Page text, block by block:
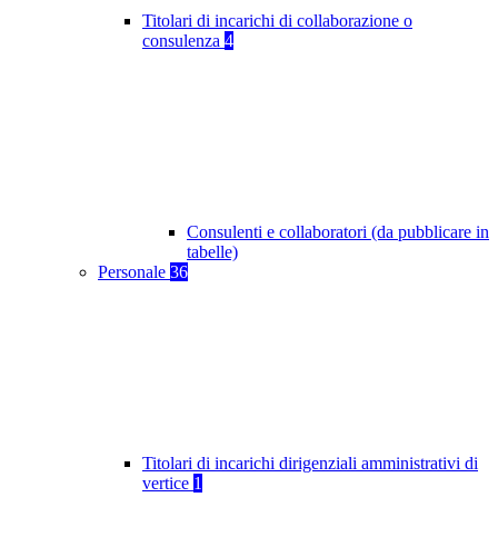
Titolari di incarichi di collaborazione o
consulenza 4
Consulenti e collaboratori (da pubblicare in
tabelle)
Personale 36
Titolari di incarichi dirigenziali amministrativi di
vertice 1